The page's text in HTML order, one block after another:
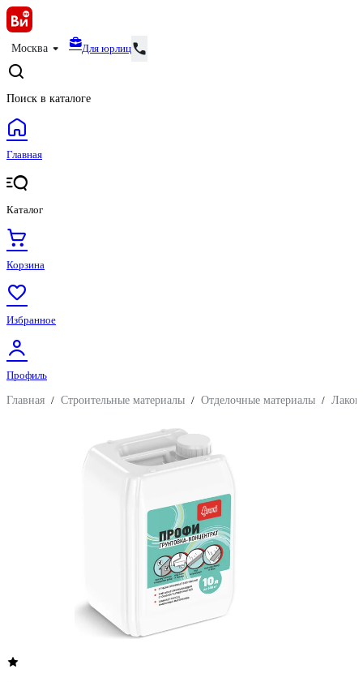
Москва Для юрлиц
Поиск в каталоге
Главная
Каталог
Корзина
Избранное
Профиль
Главная / Строительные материалы / Отделочные материалы /